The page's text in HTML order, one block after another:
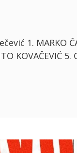
1. MARKO
KOVAČEVIĆ 5.